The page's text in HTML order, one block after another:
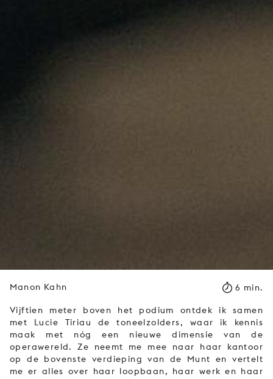
Manon Kahn 6 min.
Vijftien meter boven het podium ontdek ik samen
met Lucie Tiriau de toneelzolders, waar ik kennis
maak met nóg een nieuwe dimensie van de
operawereld. Ze neemt me mee naar haar kantoor
op de bovenste verdieping van de Munt en vertelt
me er alles over haar loopbaan, haar werk en haar